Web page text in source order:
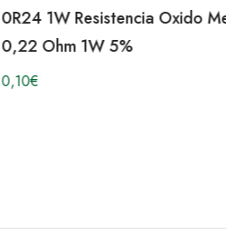
0R24 1W Resistencia Oxido
0,22 Ohm 1W 5%
0,10€